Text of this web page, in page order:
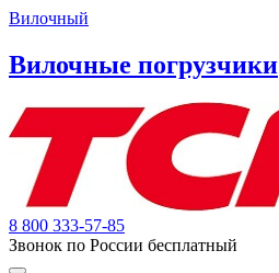
Вилочный
Вилочные погрузчики
8 800 333-57-85
Звонок по России бесплатный